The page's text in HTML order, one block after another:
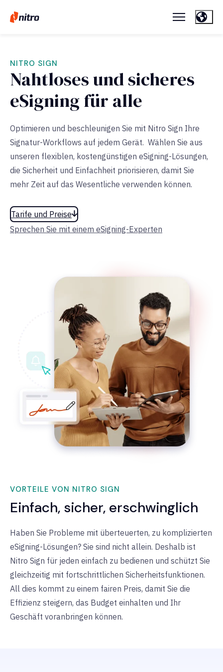
NITRO SIGN
Nahtloses und sicheres
eSigning für alle
Optimieren und beschleunigen Sie mit Nitro Sign Ihre
Signatur-Workflows auf jedem Gerät. Wählen Sie aus
unseren flexiblen, kostengünstigen eSigning-Lösungen,
die Sicherheit und Einfachheit priorisieren, damit Sie
mehr Zeit auf das Wesentliche verwenden können.
Tarife und Preise
Sprechen Sie mit einem eSigning-Experten
VORTEILE VON NITRO SIGN
Einfach, sicher, erschwinglich
Haben Sie Probleme mit überteuerten, zu komplizierten
eSigning-Lösungen? Sie sind nicht allein. Deshalb ist
Nitro Sign für jeden einfach zu bedienen und schützt Sie
gleichzeitig mit fortschrittlichen Sicherheitsfunktionen.
All dies kommt zu einem fairen Preis, damit Sie die
Effizienz steigern, das Budget einhalten und Ihr
Geschäft voranbringen können.